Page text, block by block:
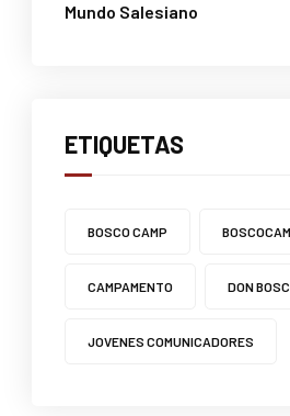
Mundo Salesiano
ETIQUETAS
BOSCO CAMP
CAMPAMENTO DON
JOVENES COMUNICADORES